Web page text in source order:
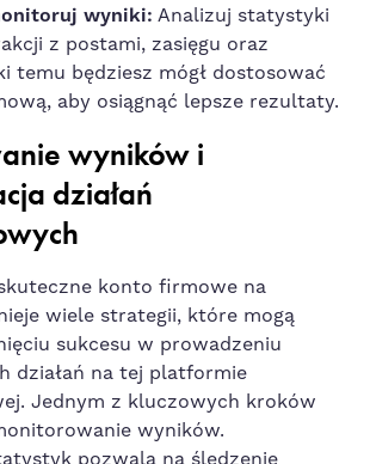
wyniki: Analizuj statystyki
z ​postami,⁤ zasięgu oraz
temu będziesz mógł dostosować
aby osiągnąć⁣ lepsze rezultaty.
wyników i
działań
konto firmowe‍ na
wiele strategii, które mogą
sukcesu w‍ prowadzeniu
działań na tej platformie
Jednym z kluczowych‍ kroków
wyników.
pozwala ‌na śledzenie